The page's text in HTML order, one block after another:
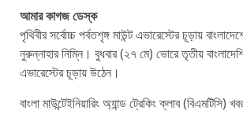
আমার কাগজ ডেস্ক
পৃথিবীর সর্বোচ্চ পর্বতশৃঙ্গ মাউন্ট এভারেস্টের চূড়ায়
নুরুন্নাহার নিম্নি। বুধবার (২৭ মে) ভোরে তৃতীয়
এভারেস্টের চূড়ায় উঠেন।
বাংলা মাউন্টেইনিয়ারিং অ্যান্ড ট্রেকিং ক্লাব (বিএমটিসি)